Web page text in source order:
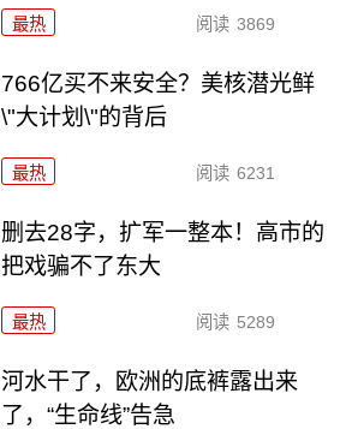
最热 阅读 3869
766亿买不来安全？美核潜光鲜
\"大计划\"的背后
最热 阅读 6231
删去28字，扩军一整本！高市的
把戏骗不了东大
最热 阅读 5289
河水干了，欧洲的底裤露出来
了，“生命线”告急